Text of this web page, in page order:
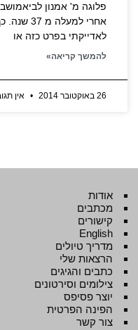
פלוגה מ' אמנון
אחרי
לאדייקתי בפרט כזה או
להמשך קריאה»
26 באוקטובר 2014 אין
אודות
מכתבים
קישורים
English
מדריך טיולים
הרצאות שלי
כתבים והגיגים
צילומים וסירטונים
יוצר פסיפס
הפינה הפרטית
צור קשר